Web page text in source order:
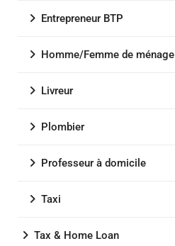
Entrepreneur BTP
Homme/Femme de ménage
Livreur
Plombier
Professeur à domicile
Taxi
Tax & Home Loan